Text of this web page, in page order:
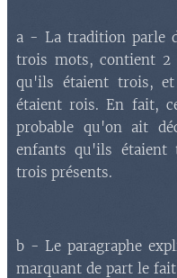
a - La tradition parle
trois mots, contient
qu'ils étaient trois,
étaient rois. En fait,
probable qu'on ait
enfants qu'ils étaient
trois présents.
b - Le paragraphe
marquant de part le